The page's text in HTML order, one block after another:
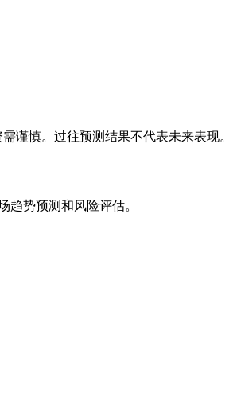
谨慎。过往预测结果不代表未来表现。
势预测和风险评估。